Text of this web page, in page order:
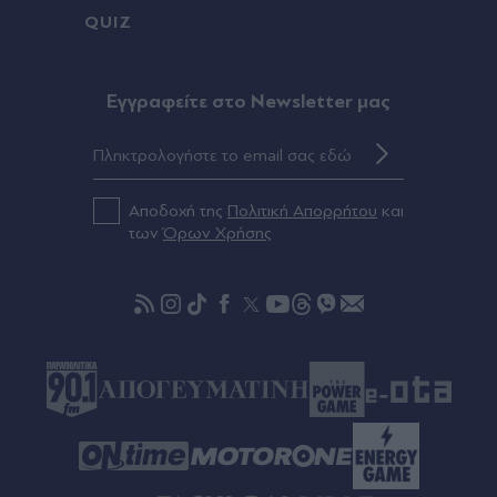
Χορεύουν στα ερείπια της Καρυστιανού
Μαξίμου: Στο επίκεντρο άμυνα και ενέργεια στη
QUIZ
Eγγραφείτε στο Newsletter μας
Αποδοχή της Πολιτική Απορρήτου και
τωνΌρων Χρήσης